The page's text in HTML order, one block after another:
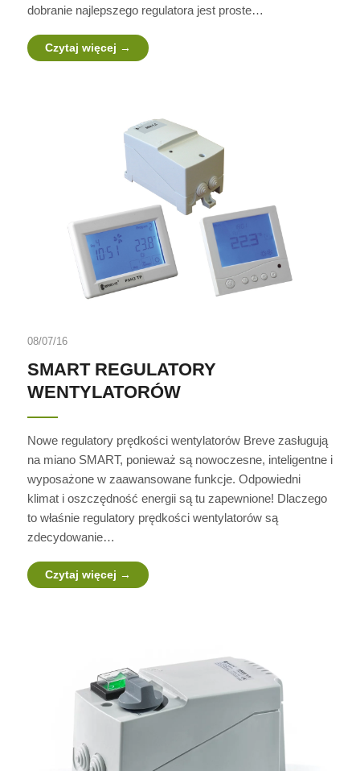
dobranie najlepszego regulatora jest proste…
Czytaj więcej
08/07/16
SMART REGULATORY
WENTYLATORÓW
Nowe regulatory prędkości wentylatorów Breve zasługują
na miano SMART, ponieważ są nowoczesne, inteligentne i
wyposażone w zaawansowane funkcje. Odpowiedni
klimat i oszczędność energii są tu zapewnione! Dlaczego
to właśnie regulatory prędkości wentylatorów są
zdecydowanie…
Czytaj więcej